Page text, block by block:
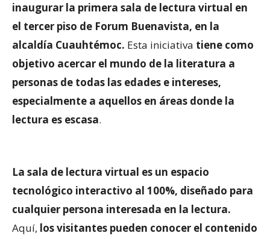
inaugurar la primera sala de lectura virtual en
el tercer piso de Forum Buenavista, en la
alcaldía Cuauhtémoc. Esta iniciativa tiene como
objetivo acercar el mundo de la literatura a
personas de todas las edades e intereses,
especialmente a aquellos en áreas donde la
lectura es escasa.
La sala de lectura virtual es un espacio
tecnológico interactivo al 100%, diseñado para
cualquier persona interesada en la lectura.
Aquí, los visitantes pueden conocer el contenido